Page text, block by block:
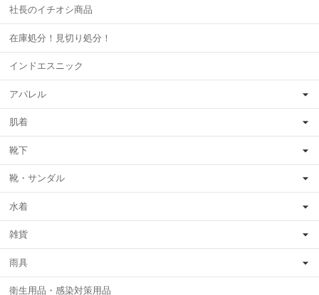
社長のイチオシ商品
在庫処分！見切り処分！
インドエスニック
アパレル
肌着
靴下
靴・サンダル
水着
雑貨
雨具
衛生用品・感染対策用品